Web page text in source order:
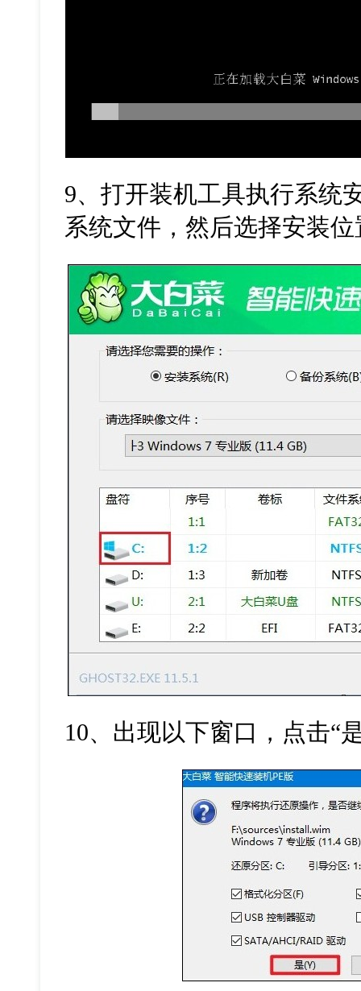
9、打开装机工具执行系统
系统文件，然后选择安装
10、出现以下窗口，点击“